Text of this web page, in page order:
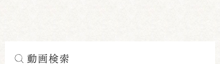
動画検索